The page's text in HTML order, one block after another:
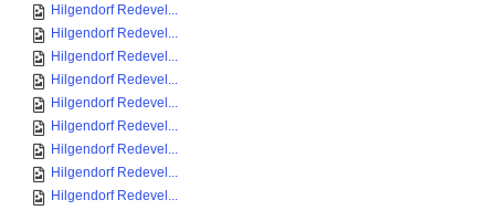
Hilgendorf Redevel...
Hilgendorf Redevel...
Hilgendorf Redevel...
Hilgendorf Redevel...
Hilgendorf Redevel...
Hilgendorf Redevel...
Hilgendorf Redevel...
Hilgendorf Redevel...
Hilgendorf Redevel...